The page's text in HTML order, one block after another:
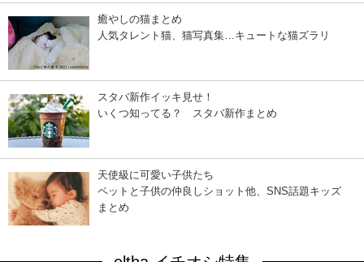
癒やしの猫まとめ
人気タレント猫、猫写真集…キュートな猫ズラリ
スタバ新作イッキ見せ！
いくつ知ってる？ スタバ新作まとめ
天使級に可愛い子供たち
ペットと子供の仲良しショット他、SNS話題キッズ
まとめ